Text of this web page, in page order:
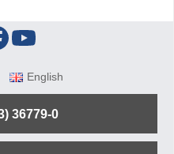
English
36779-0